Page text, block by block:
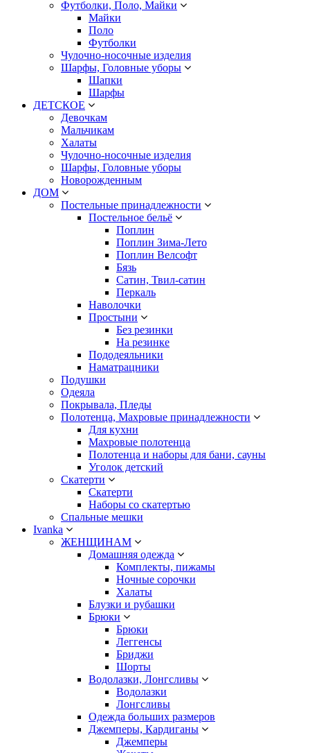
Футболки, Поло, Майки
Майки
Поло
Футболки
Чулочно-носочные изделия
Шарфы, Головные уборы
Шапки
Шарфы
ДЕТСКОЕ
Девочкам
Мальчикам
Халаты
Чулочно-носочные изделия
Шарфы, Головные уборы
Новорожденным
ДОМ
Постельные принадлежности
Постельное бельё
Поплин
Поплин Зима-Лето
Поплин Велсофт
Бязь
Сатин, Твил-сатин
Перкаль
Наволочки
Простыни
Без резинки
На резинке
Пододеяльники
Наматрацники
Подушки
Одеяла
Покрывала, Пледы
Полотенца, Махровые принадлежности
Для кухни
Махровые полотенца
Полотенца и наборы для бани, сауны
Уголок детский
Скатерти
Скатерти
Наборы со скатертью
Спальные мешки
Ivanka
ЖЕНЩИНАМ
Домашняя одежда
Комплекты, пижамы
Ночные сорочки
Халаты
Блузки и рубашки
Брюки
Брюки
Леггенсы
Бриджи
Шорты
Водолазки, Лонгсливы
Водолазки
Лонгсливы
Одежда больших размеров
Джемперы, Кардиганы
Джемперы